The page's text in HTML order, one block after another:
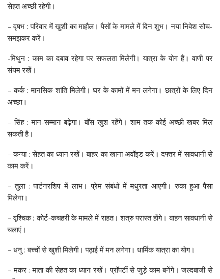
सेहत अच्छी रहेगी।
– वृषभ : परिवार में खुशी का माहौल। पैसों के मामले में दिन शुभ। नया निवेश सोच-
समझकर करें।
-मिथुन : काम का दबाव रहेगा पर सफलता मिलेगी। यात्रा के योग हैं। वाणी पर
संयम रखें।
– कर्क : मानसिक शांति मिलेगी। घर के कामों में मन लगेगा। छात्रों के लिए दिन
अच्छा।
– सिंह : मान-सम्मान बढ़ेगा। बॉस खुश रहेंगे। शाम तक कोई अच्छी खबर मिल
सकती है।
– कन्या : सेहत का ध्यान रखें। बाहर का खाना अवॉइड करें। दफ्तर में सावधानी से
काम करें।
– तुला : पार्टनरशिप में लाभ। प्रेम संबंधों में मधुरता आएगी। रुका हुआ पैसा
मिलेगा।
– वृश्चिक : कोर्ट-कचहरी के मामले में राहत। शत्रु परास्त होंगे। वाहन सावधानी से
चलाएं।
– धनु : बच्चों से खुशी मिलेगी। पढ़ाई में मन लगेगा। धार्मिक यात्रा का योग।
– मकर : माता की सेहत का ध्यान रखें। प्रॉपर्टी से जुड़े काम बनेंगे। जल्दबाजी से